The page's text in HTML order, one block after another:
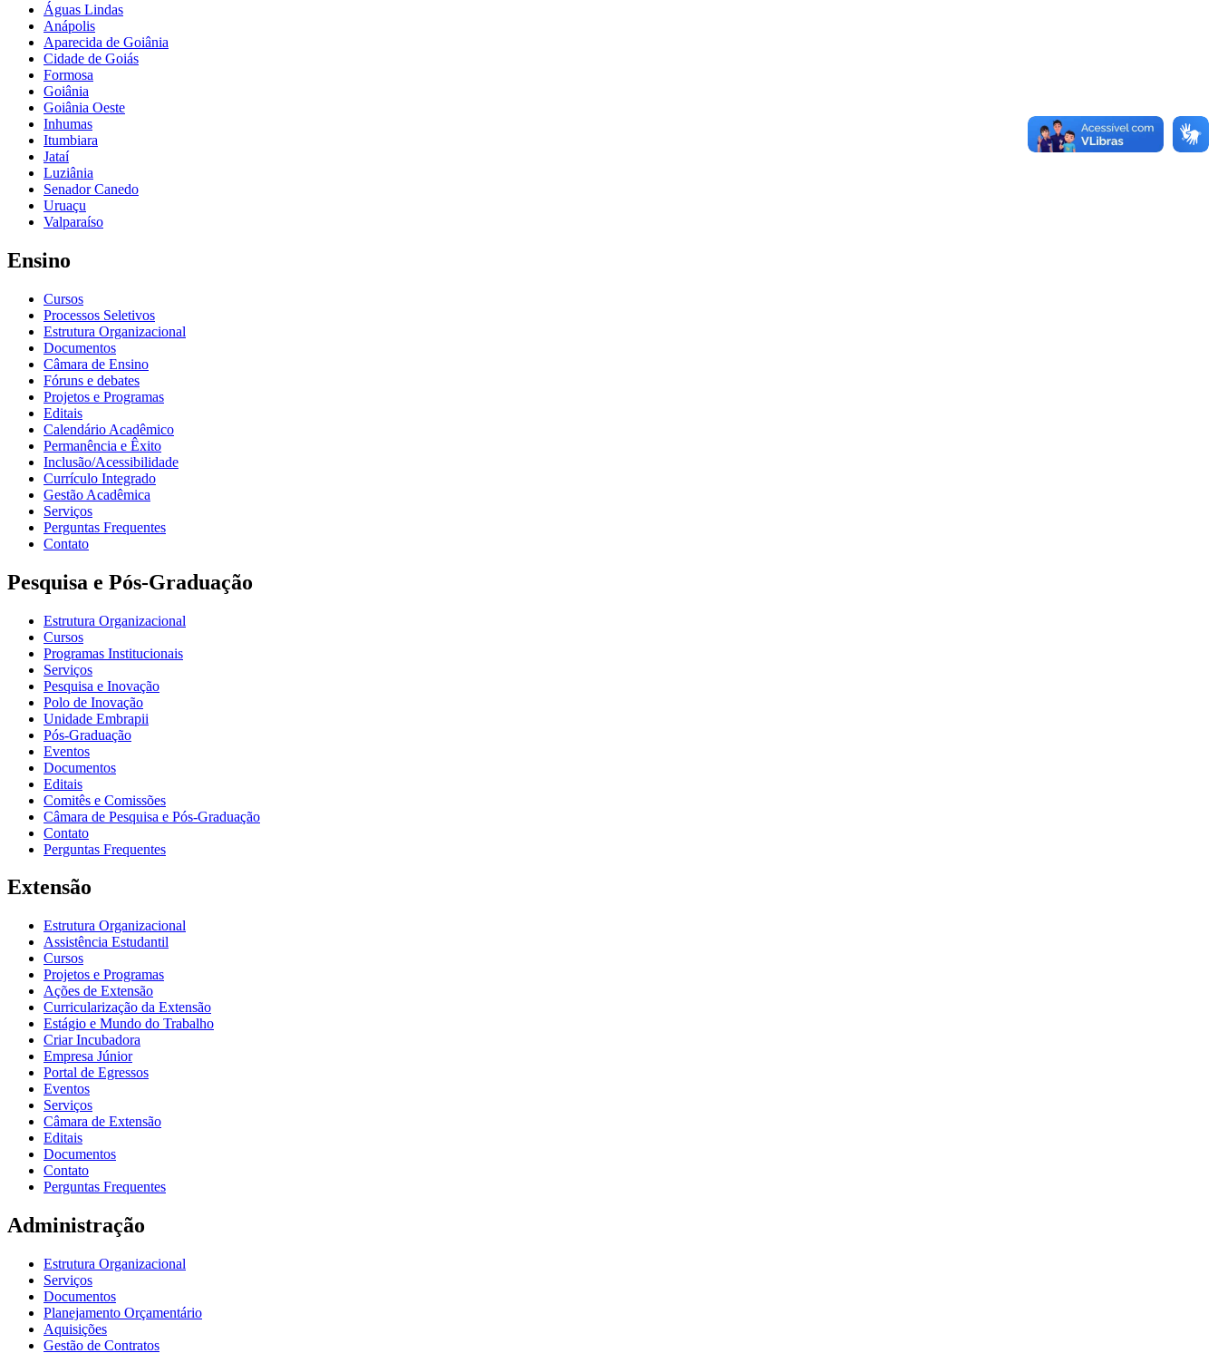
Águas Lindas
Anápolis
Aparecida de Goiânia
Cidade de Goiás
Formosa
Goiânia
Goiânia Oeste
Inhumas
Itumbiara
Jataí
Luziânia
Senador Canedo
Uruaçu
Valparaíso
Ensino
Cursos
Processos Seletivos
Estrutura Organizacional
Documentos
Câmara de Ensino
Fóruns e debates
Projetos e Programas
Editais
Calendário Acadêmico
Permanência e Êxito
Inclusão/Acessibilidade
Currículo Integrado
Gestão Acadêmica
Serviços
Perguntas Frequentes
Contato
Pesquisa e Pós-Graduação
Estrutura Organizacional
Cursos
Programas Institucionais
Serviços
Pesquisa e Inovação
Polo de Inovação
Unidade Embrapii
Pós-Graduação
Eventos
Documentos
Editais
Comitês e Comissões
Câmara de Pesquisa e Pós-Graduação
Contato
Perguntas Frequentes
Extensão
Estrutura Organizacional
Assistência Estudantil
Cursos
Projetos e Programas
Ações de Extensão
Curricularização da Extensão
Estágio e Mundo do Trabalho
Criar Incubadora
Empresa Júnior
Portal de Egressos
Eventos
Serviços
Câmara de Extensão
Editais
Documentos
Contato
Perguntas Frequentes
Administração
Estrutura Organizacional
Serviços
Documentos
Planejamento Orçamentário
Aquisições
Gestão de Contratos